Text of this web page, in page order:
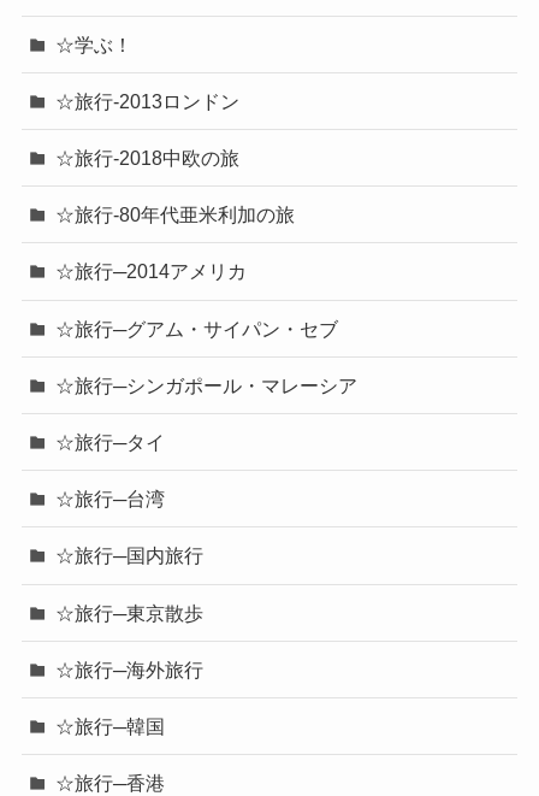
☆学ぶ！
☆旅行-2013ロンドン
☆旅行-2018中欧の旅
☆旅行-80年代亜米利加の旅
☆旅行─2014アメリカ
☆旅行─グアム・サイパン・セブ
☆旅行─シンガポール・マレーシア
☆旅行─タイ
☆旅行─台湾
☆旅行─国内旅行
☆旅行─東京散歩
☆旅行─海外旅行
☆旅行─韓国
☆旅行─香港